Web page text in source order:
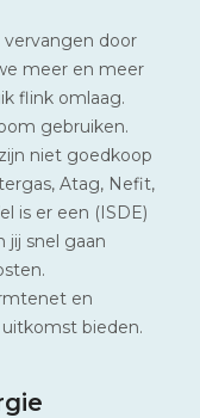
vervangen door
meer en meer
flink omlaag.
gebruiken.
niet goedkoop
Atag, Nefit,
is er een (ISDE)
jij snel gaan
en
bieden.